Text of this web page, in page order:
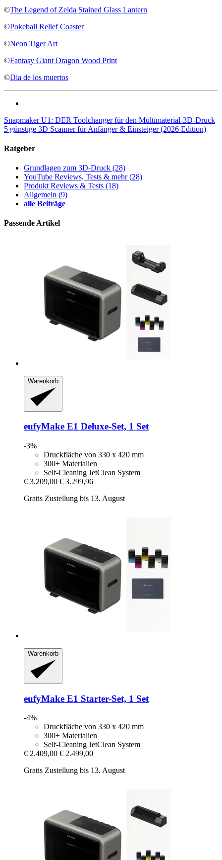
©The Legend of Zelda Stained Glass Lantern
©Pokeball Relief Coaster
©Neon Tiger Art
©Fantasy Giant Dragon Wood Print
©Dia de los muertos
Snapmaker U1: DER Toolchanger für den Multimaterial-3D-Druck
5 günstige 3D Scanner für Anfänger & Einsteiger (2026 Edition)
Ratgeber
Grundlagen zum 3D-Druck (28)
YouTube Reviews, Tests & mehr(28)
Produkt Reviews & Tests (18)
Allgemein (9)
alle Beiträge
Passende Artikel
Warenkorb
eufyMake E1 Deluxe-​Set, 1 Set
-3%
Druckfläche von 330 x 420 mm
300+ Materialien
Self-Cleaning JetClean System
€ 3.209,00 € 3.299,96
Gratis Zustellung bis 13. August
Warenkorb
eufyMake E1 Starter-​Set, 1 Set
-4%
Druckfläche von 330 x 420 mm
300+ Materialien
Self-Cleaning JetClean System
€ 2.409,00 € 2.499,00
Gratis Zustellung bis 13. August